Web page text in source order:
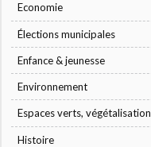
Economie
Élections municipales
Enfance & jeunesse
Environnement
Espaces verts, végétalisation
Histoire